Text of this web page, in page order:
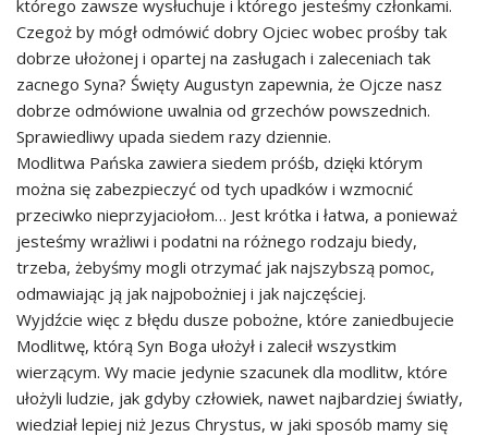
którego zawsze wysłuchuje i którego jesteśmy członkami.
Czegoż by mógł odmówić dobry Ojciec wobec prośby tak
dobrze ułożonej i opartej na zasługach i zaleceniach tak
zacnego Syna? Święty Augustyn zapewnia, że Ojcze nasz
dobrze odmówione uwalnia od grzechów powszednich.
Sprawiedliwy upada siedem razy dziennie.
Modlitwa Pańska zawiera siedem próśb, dzięki którym
można się zabezpieczyć od tych upadków i wzmocnić
przeciwko nieprzyjaciołom… Jest krótka i łatwa, a ponieważ
jesteśmy wrażliwi i podatni na różnego rodzaju biedy,
trzeba, żebyśmy mogli otrzymać jak najszybszą pomoc,
odmawiając ją jak najpobożniej i jak najczęściej.
Wyjdźcie więc z błędu dusze pobożne, które zaniedbujecie
Modlitwę, którą Syn Boga ułożył i zalecił wszystkim
wierzącym. Wy macie jedynie szacunek dla modlitw, które
ułożyli ludzie, jak gdyby człowiek, nawet najbardziej światły,
wiedział lepiej niż Jezus Chrystus, w jaki sposób mamy się